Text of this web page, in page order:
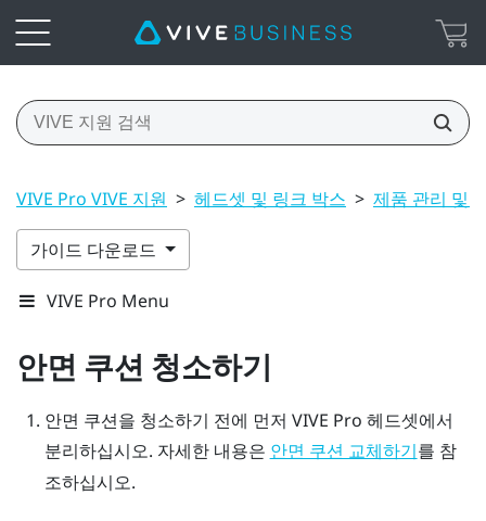
VIVE Pro VIVE 지원 > 헤드셋 및 링크 박스 > 제품 관리 및
가이드 다운로드
VIVE Pro Menu
안면 쿠션 청소하기
안면 쿠션을 청소하기 전에 먼저 VIVE Pro 헤드셋에서
분리하십시오. 자세한 내용은 안면 쿠션 교체하기 를 참
조하십시오.